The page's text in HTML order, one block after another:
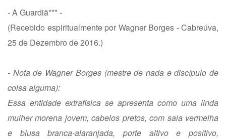
- A Guardiã*** -
(Recebido espiritualmente por Wagner Borges - Cabreúva,
25 de Dezembro de 2016.)
- Nota de Wagner Borges (mestre de nada e discípulo de
coisa alguma):
Essa entidade extrafísica se apresenta como uma linda
mulher morena jovem, cabelos pretos, com saia vermelha
e blusa branca-alaranjada, porte altivo e positivo,